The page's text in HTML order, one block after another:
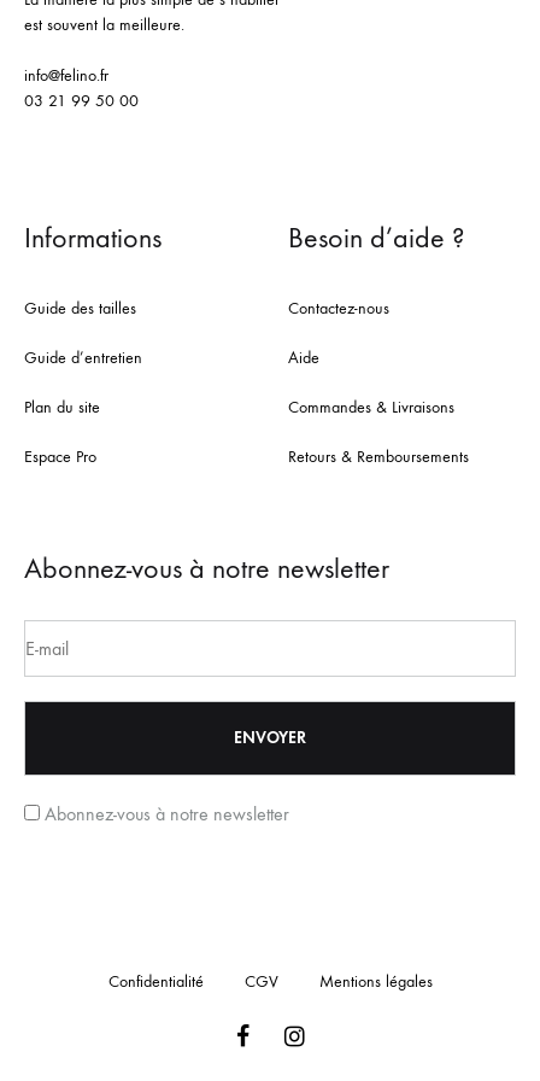
est souvent la meilleure.
info@felino.fr
03 21 99 50 00
Informations
Guide des tailles
Guide d’entretien
Plan du site
Espace Pro
Besoin d’aide ?
Contactez-nous
Aide
Commandes & Livraisons
Retours & Remboursements
Abonnez-vous à notre newsletter
Abonnez-vous à notre newsletter
Confidentialité CGV Mentions légales
FacebookInstagram